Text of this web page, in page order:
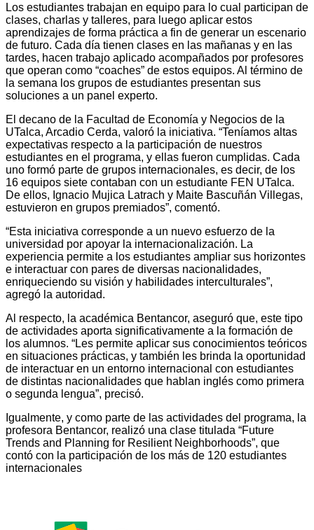
Los estudiantes trabajan en equipo para lo cual participan de
clases, charlas y talleres, para luego aplicar estos
aprendizajes de forma práctica a fin de generar un escenario
de futuro. Cada día tienen clases en las mañanas y en las
tardes, hacen trabajo aplicado acompañados por profesores
que operan como “coaches” de estos equipos. Al término de
la semana los grupos de estudiantes presentan sus
soluciones a un panel experto.
El decano de la Facultad de Economía y Negocios de la
UTalca, Arcadio Cerda, valoró la iniciativa. “Teníamos altas
expectativas respecto a la participación de nuestros
estudiantes en el programa, y ellas fueron cumplidas. Cada
uno formó parte de grupos internacionales, es decir, de los
16 equipos siete contaban con un estudiante FEN UTalca.
De ellos, Ignacio Mujica Latrach y Maite Bascuñán Villegas,
estuvieron en grupos premiados”, comentó.
“Esta iniciativa corresponde a un nuevo esfuerzo de la
universidad por apoyar la internacionalización. La
experiencia permite a los estudiantes ampliar sus horizontes
e interactuar con pares de diversas nacionalidades,
enriqueciendo su visión y habilidades interculturales”,
agregó la autoridad.
Al respecto, la académica Bentancor, aseguró que, este tipo
de actividades aporta significativamente a la formación de
los alumnos. “Les permite aplicar sus conocimientos teóricos
en situaciones prácticas, y también les brinda la oportunidad
de interactuar en un entorno internacional con estudiantes
de distintas nacionalidades que hablan inglés como primera
o segunda lengua”, precisó.
Igualmente, y como parte de las actividades del programa, la
profesora Bentancor, realizó una clase titulada “Future
Trends and Planning for Resilient Neighborhoods”, que
contó con la participación de los más de 120 estudiantes
internacionales